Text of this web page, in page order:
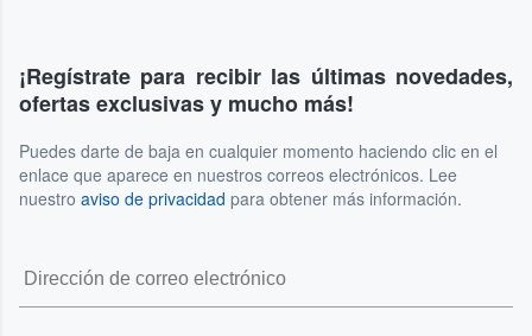
¡Regístrate para recibir las últimas novedades,
ofertas exclusivas y mucho más!
Puedes darte de baja en cualquier momento haciendo clic en el
enlace que aparece en nuestros correos electrónicos. Lee
nuestro aviso de privacidad para obtener más información.